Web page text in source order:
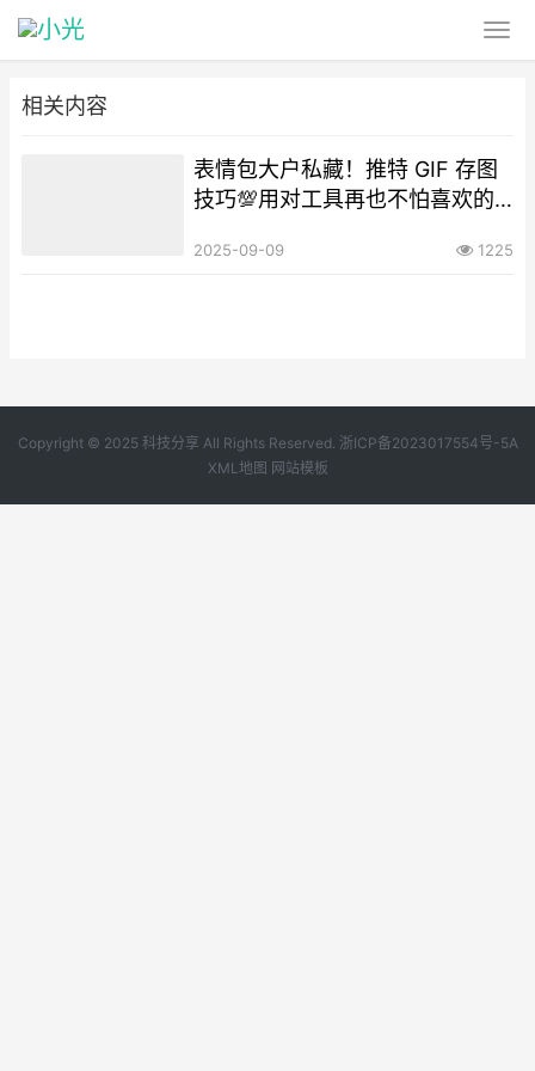
相关内容
表情包大户私藏！推特 GIF 存图
技巧💯用对工具再也不怕喜欢的
2025-09-09 1225
Copyright © 2025 科技分享 All Rights Reserved. 浙ICP备2023017554号-5A
XML地图 网站模板